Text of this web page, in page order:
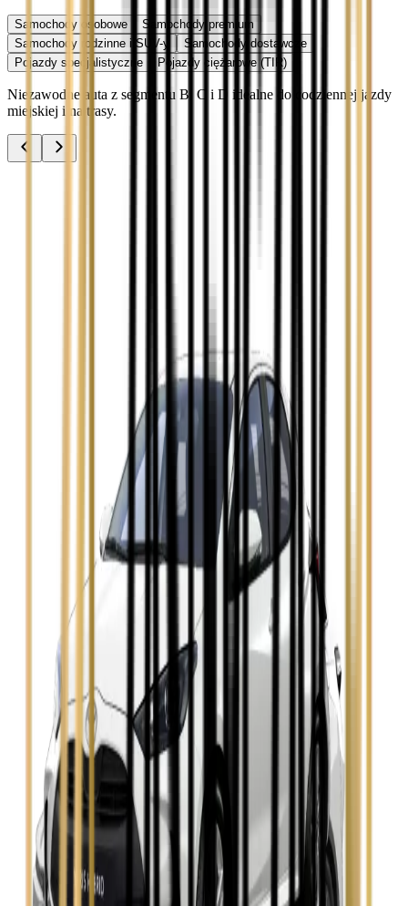
Samochody osobowe
Samochody premium
Samochody rodzinne i SUV-y
Samochody dostawcze
Pojazdy specjalistyczne
Pojazdy ciężarowe (TIR)
Niezawodne auta z segmentu B, C i D idealne do codziennej jazdy
miejskiej i na trasy.
Opel Insignia
Seat Leon
Skoda Fabia
Zobacz
Skoda Kamiq
Zobacz
Skoda Octavia